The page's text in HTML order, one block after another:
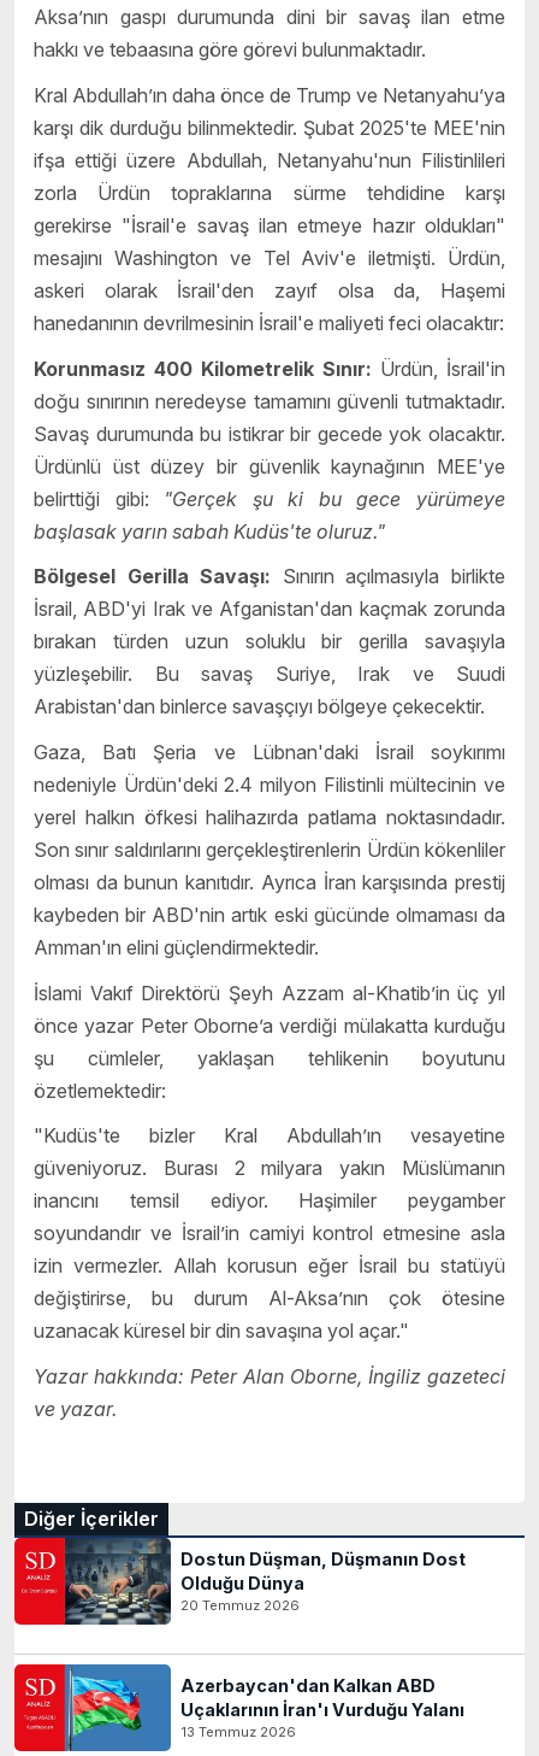
Aksa’nın gaspı durumunda dini bir savaş ilan etme
hakkı ve tebaasına göre görevi bulunmaktadır.
Kral Abdullah’ın daha önce de Trump ve Netanyahu’ya
karşı dik durduğu bilinmektedir. Şubat 2025'te MEE'nin
ifşa ettiği üzere Abdullah, Netanyahu'nun Filistinlileri
zorla Ürdün topraklarına sürme tehdidine karşı
gerekirse "İsrail'e savaş ilan etmeye hazır oldukları"
mesajını Washington ve Tel Aviv'e iletmişti. Ürdün,
askeri olarak İsrail'den zayıf olsa da, Haşemi
hanedanının devrilmesinin İsrail'e maliyeti feci olacaktır:
Korunmasız 400 Kilometrelik Sınır: Ürdün, İsrail'in
doğu sınırının neredeyse tamamını güvenli tutmaktadır.
Savaş durumunda bu istikrar bir gecede yok olacaktır.
Ürdünlü üst düzey bir güvenlik kaynağının MEE'ye
belirttiği gibi: "Gerçek şu ki bu gece yürümeye
başlasak yarın sabah Kudüs'te oluruz."
Bölgesel Gerilla Savaşı: Sınırın açılmasıyla birlikte
İsrail, ABD'yi Irak ve Afganistan'dan kaçmak zorunda
bırakan türden uzun soluklu bir gerilla savaşıyla
yüzleşebilir. Bu savaş Suriye, Irak ve Suudi
Arabistan'dan binlerce savaşçıyı bölgeye çekecektir.
Gaza, Batı Şeria ve Lübnan'daki İsrail soykırımı
nedeniyle Ürdün'deki 2.4 milyon Filistinli mültecinin ve
yerel halkın öfkesi halihazırda patlama noktasındadır.
Son sınır saldırılarını gerçekleştirenlerin Ürdün kökenliler
olması da bunun kanıtıdır. Ayrıca İran karşısında prestij
kaybeden bir ABD'nin artık eski gücünde olmaması da
Amman'ın elini güçlendirmektedir.
İslami Vakıf Direktörü Şeyh Azzam al-Khatib’in üç yıl
önce yazar Peter Oborne’a verdiği mülakatta kurduğu
şu cümleler, yaklaşan tehlikenin boyutunu
özetlemektedir:
"Kudüs'te bizler Kral Abdullah’ın vesayetine
güveniyoruz. Burası 2 milyara yakın Müslümanın
inancını temsil ediyor. Haşimiler peygamber
soyundandır ve İsrail’in camiyi kontrol etmesine asla
izin vermezler. Allah korusun eğer İsrail bu statüyü
değiştirirse, bu durum Al-Aksa’nın çok ötesine
uzanacak küresel bir din savaşına yol açar."
Yazar hakkında: Peter Alan Oborne, İngiliz gazeteci
ve yazar.
Diğer İçerikler
Dostun Düşman, Düşmanın Dost
Olduğu Dünya
20 Temmuz 2026
Azerbaycan'dan Kalkan ABD
Uçaklarının İran'ı Vurduğu Yalanı
13 Temmuz 2026